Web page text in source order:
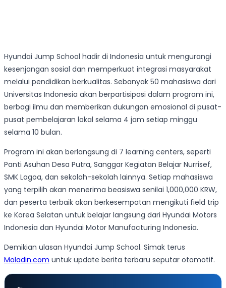
Hyundai Jump School hadir di Indonesia untuk mengurangi
kesenjangan sosial dan memperkuat integrasi masyarakat
melalui pendidikan berkualitas. Sebanyak 50 mahasiswa dari
Universitas Indonesia akan berpartisipasi dalam program ini,
berbagi ilmu dan memberikan dukungan emosional di pusat-
pusat pembelajaran lokal selama 4 jam setiap minggu
selama 10 bulan.
Program ini akan berlangsung di 7 learning centers, seperti
Panti Asuhan Desa Putra, Sanggar Kegiatan Belajar Nurrisef,
SMK Lagoa, dan sekolah-sekolah lainnya. Setiap mahasiswa
yang terpilih akan menerima beasiswa senilai 1,000,000 KRW,
dan peserta terbaik akan berkesempatan mengikuti field trip
ke Korea Selatan untuk belajar langsung dari Hyundai Motors
Indonesia dan Hyundai Motor Manufacturing Indonesia.
Demikian ulasan Hyundai Jump School. Simak terus
Moladin.com untuk update berita terbaru seputar otomotif.